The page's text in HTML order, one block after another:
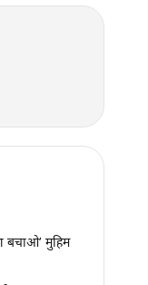
बचाओ’ मुहिम